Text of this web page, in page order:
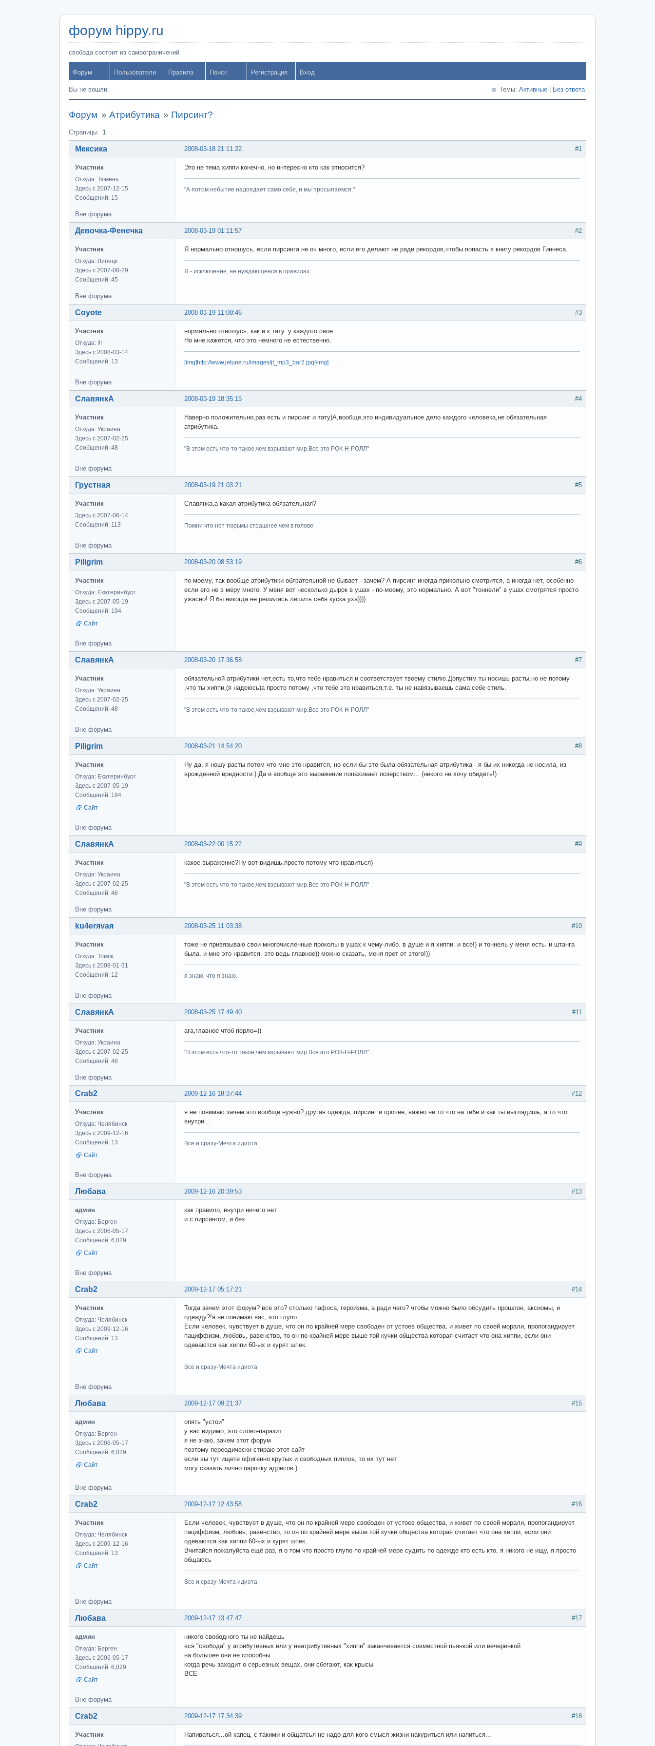
форум hippy.ru
свобода состоит из самоограничений
Форум Пользователи Правила Поиск Регистрация Вход
Вы не вошли. Темы: Активные Без ответа
Форум » Атрибутика » Пирсинг?
Страницы 1
#1
2008-03-18 21:11:22
Мексика
Участник
Откуда: Тюмень
Здесь с 2007-12-15
Сообщений: 15
Это не тема хиппи конечно, но интересно кто как относится?
"А потом небытие надоедает само себе, и мы просыпаемся."
Вне форума
#2
2008-03-19 01:11:57
Девочка-Фенечка
Участник
Откуда: Липецк
Здесь с 2007-08-29
Сообщений: 45
Я нормально отношусь, если пирсинга не оч много, если его делают не ради рекордов,чтобы попасть в книгу рекордов Гиннеса.
Я - исключение, не нуждающееся в правилах...
Вне форума
#3
2008-03-19 11:08:46
Coyote
Участник
Откуда: !!!
Здесь с 2008-03-14
Сообщений: 13
нормально отношусь, как и к тату. у каждого свое.
Но мне кажется, что это немного не естественно.
[img]http://www.jetune.ru/images/jt_mp3_bar2.jpg[/img]
Вне форума
#4
2008-03-19 18:35:15
СлавянкА
Участник
Откуда: Украина
Здесь с 2007-02-25
Сообщений: 48
Наверно положительно,раз есть и пирсинг и тату)А,вообще,это индивидуальное дело каждого человека,не обязательная
атрибутика.
"В этом есть что-то такое,чем взрывают мир.Все это РОК-Н-РОЛЛ"
Вне форума
#5
2008-03-19 21:03:21
Грустная
Участник
Здесь с 2007-06-14
Сообщений: 113
Славянка,а какая атрибутика обязательная?
Помни что нет тюрьмы страшнее чем в голове
Вне форума
#6
2008-03-20 08:53:19
Piligrim
Участник
Откуда: Екатеринбург
Здесь с 2007-05-19
Сообщений: 194
Сайт
по-моему, так вообще атрибутики обязательной не бывает - зачем? А пирсинг иногда прикольно смотрится, а иногда нет, особенно
если его не в меру много. У меня вот несколько дырок в ушах - по-моему, это нормально. А вот "тоннели" в ушах смотрятся просто
ужасно! Я бы никогда не решилась лишить себя куска уха))))
Вне форума
#7
2008-03-20 17:36:58
СлавянкА
Участник
Откуда: Украина
Здесь с 2007-02-25
Сообщений: 48
обязательной атрибутики нет,есть то,что тебе нравиться и соответствует твоему стилю.Допустим ты носишь расты,но не потому
,что ты хиппи,(я надеюсь)а просто потому ,что тебе это нравиться,т.е. ты не навязываешь сама себе стиль.
"В этом есть что-то такое,чем взрывают мир.Все это РОК-Н-РОЛЛ"
Вне форума
#8
2008-03-21 14:54:20
Piligrim
Участник
Откуда: Екатеринбург
Здесь с 2007-05-19
Сообщений: 194
Сайт
Ну да, я ношу расты потом что мне это нравится, но если бы это была обязательная атрибутика - я бы их никогда не носила, из
врожденной вредности:) Да и вообще это выражение попахивает позерством... (никого не хочу обидеть!)
Вне форума
#9
2008-03-22 00:15:22
СлавянкА
Участник
Откуда: Украина
Здесь с 2007-02-25
Сообщений: 48
какое выражение?Ну вот видишь,просто потому что нравиться)
"В этом есть что-то такое,чем взрывают мир.Все это РОК-Н-РОЛЛ"
Вне форума
#10
2008-03-25 11:03:38
ku4erяvaя
Участник
Откуда: Томск
Здесь с 2008-01-31
Сообщений: 12
тоже не привязываю свои многочисленные проколы в ушах к чему-либо. в душе и я хиппи. и все!) и тоннель у меня есть. и штанга
была. и мне это нравится. это ведь главное)) можно сказать, меня прет от этого!))
я знаю, что я знаю.
Вне форума
#11
2008-03-25 17:49:40
СлавянкА
Участник
Откуда: Украина
Здесь с 2007-02-25
Сообщений: 48
ага,главное чтоб перло=))
"В этом есть что-то такое,чем взрывают мир.Все это РОК-Н-РОЛЛ"
Вне форума
#12
2009-12-16 18:37:44
Crab2
Участник
Откуда: Челябинск
Здесь с 2009-12-16
Сообщений: 13
Сайт
я не понимаю зачем это вообще нужно? другая одежда, пирсинг и прочее, важно не то что на тебе и как ты выглядишь, а то что
внутри...
Все и сразу-Мечта идиота
Вне форума
#13
2009-12-16 20:39:53
Любава
админ
Откуда: Берген
Здесь с 2006-05-17
Сообщений: 6,029
Сайт
как правило, внутри ничего нет
и с пирсингом, и без
Вне форума
#14
2009-12-17 05:17:21
Crab2
Участник
Откуда: Челябинск
Здесь с 2009-12-16
Сообщений: 13
Сайт
Тогда зачем этот форум? все это? столько пафоса, героизма, а ради чего? чтобы можно было обсудить прошлое, аксиомы, и
одежду?!я не понимаю вас, это глупо
Если человек, чувствует в душе, что он по крайней мере свободен от устоев общества, и живет по своей морали, пропогандирует
пациффизм, любовь, равенство, то он по крайней мере выше той кучки общества которая считает что она хиппи, если они
одеваются как хиппи 60-ых и курят шпек.
Все и сразу-Мечта идиота
Вне форума
#15
2009-12-17 09:21:37
Любава
админ
Откуда: Берген
Здесь с 2006-05-17
Сообщений: 6,029
Сайт
опять "устои"
у вас видимо, это слово-паразит
я не знаю, зачем этот форум
поэтому переодически стираю этот сайт
если вы тут ищете офигенно крутых и свободных пиплов, то их тут нет
могу сказать лично парочку адресов:)
Вне форума
#16
2009-12-17 12:43:58
Crab2
Участник
Откуда: Челябинск
Здесь с 2009-12-16
Сообщений: 13
Сайт
Если человек, чувствует в душе, что он по крайней мере свободен от устоев общества, и живет по своей морали, пропогандирует
пациффизм, любовь, равенство, то он по крайней мере выше той кучки общества которая считает что она хиппи, если они
одеваются как хиппи 60-ых и курят шпек.
Вчитайся пожалуйста ещё раз, я о том что просто глупо по крайней мере судить по одежде кто есть кто, я никого не ищу, я просто
общаюсь
Все и сразу-Мечта идиота
Вне форума
#17
2009-12-17 13:47:47
Любава
админ
Откуда: Берген
Здесь с 2006-05-17
Сообщений: 6,029
Сайт
никого свободного ты не найдешь
вся "свобода" у атрибутивных или у неатрибутивных "хиппи" заканчивается совместной пьянкой или вечеринкой
на большее они не способны
когда речь заходит о серьезных вещах, они сбегают, как крысы
ВСЕ
Вне форума
#18
2009-12-17 17:34:39
Crab2
Участник Напиваться...ой капец, с такими и общатсья не надо для кого смысл жизни накуриться или напиться...